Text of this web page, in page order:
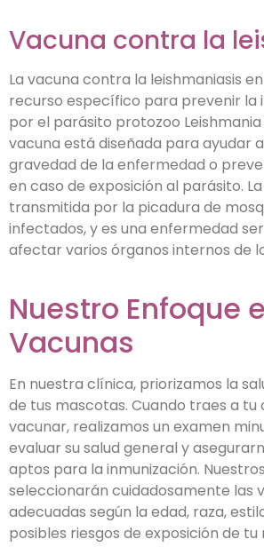
Vacuna contra la
La vacuna contra la leishmaniasis
recurso específico para prevenir la
por el parásito protozoo
vacuna está diseñada para ayudar
gravedad de la enfermedad o
en caso de exposición al parásito.
transmitida por la picadura de
infectados, y es una enfermedad
afectar varios órganos internos de
Nuestro Enfoque
Vacunas
En nuestra clínica, priorizamos la
de tus mascotas. Cuando traes a tu
vacunar, realizamos un examen
evaluar su salud general y
aptos para la inmunización.
seleccionarán cuidadosamente las
adecuadas según la edad, raza,
posibles riesgos de exposición de tu